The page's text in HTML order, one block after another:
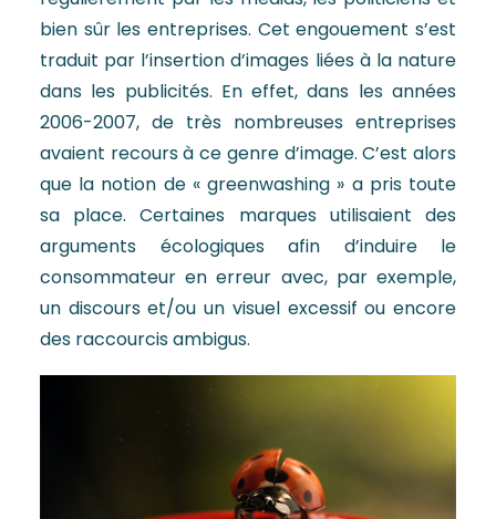
bien sûr les entreprises. Cet engouement s’est
traduit par l’insertion d’images liées à la nature
dans les publicités. En effet, dans les années
2006-2007, de très nombreuses entreprises
avaient recours à ce genre d’image. C’est alors
que la notion de « greenwashing » a pris toute
sa place. Certaines marques utilisaient des
arguments écologiques afin d’induire le
consommateur en erreur avec, par exemple,
un discours et/ou un visuel excessif ou encore
des raccourcis ambigus.